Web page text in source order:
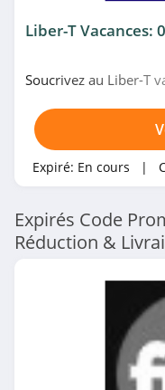
Liber-T Vacances:
Soucrivez au Liber-T
rater!
Expiré: En cours |
Expirés Code
Réduction &